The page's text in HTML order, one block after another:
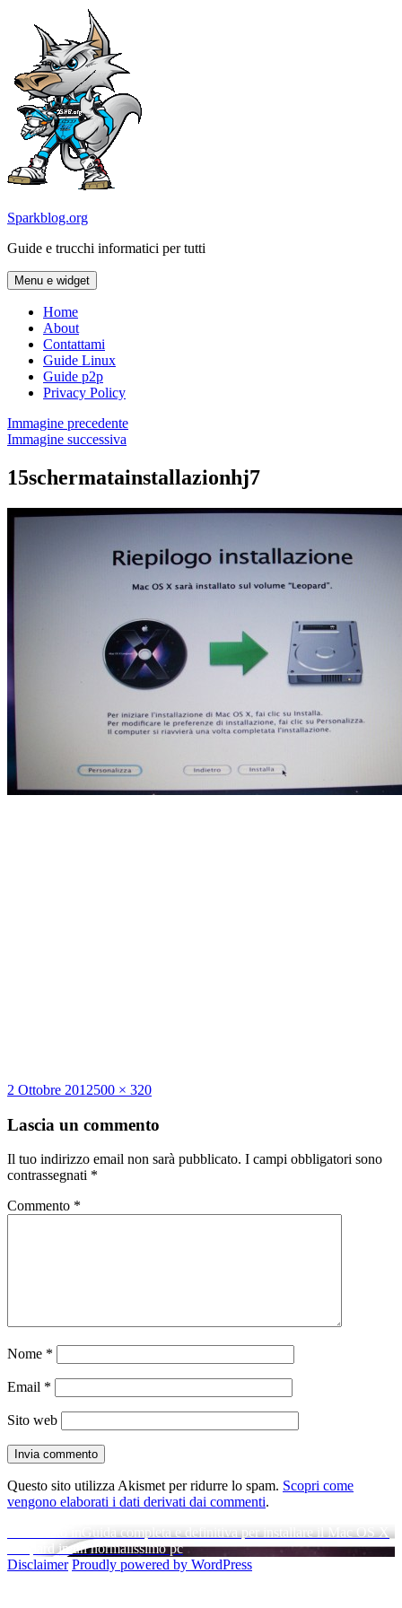
contenuto
Sparkblog.org
Guide e trucchi informatici per tutti
Menu e widget
Home
About
Contattami
Guide Linux
Guide p2p
Privacy Policy
Immagine precedente
Immagine successiva
15schermatainstallazionhj7
Scritto
2 Ottobre 2012Dimensione
500 × 320
Lascia un commento
Il tuo indirizzo email non sarà pubblicato. I campi obbligatori sono
contrassegnati *
Commento *
Nome *
Email *
Sito web
Questo sito utilizza Akismet per ridurre lo spam. Scopri come
vengono elaborati i dati derivati dai commenti.
Navigazione
articoli
Guida completa e definitiva per installare il Mac OS X
Leopard in un normalissimo pc
Disclaimer Proudly powered by WordPress